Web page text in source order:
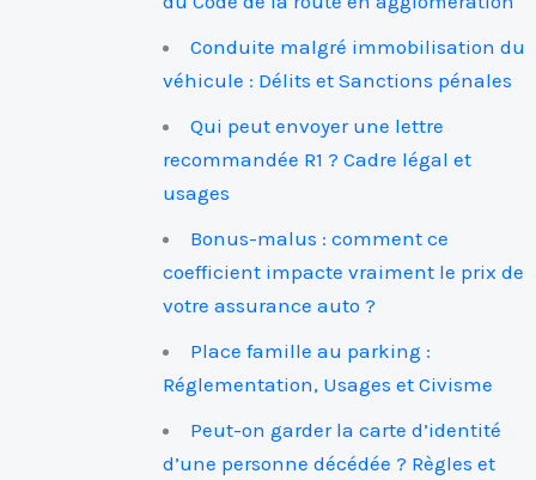
Conduite malgré immobilisation du
véhicule : Délits et Sanctions pénales
Qui peut envoyer une lettre
recommandée R1 ? Cadre légal et
usages
Bonus-malus : comment ce
coefficient impacte vraiment le prix de
votre assurance auto ?
Place famille au parking :
Réglementation, Usages et Civisme
Peut-on garder la carte d’identité
d’une personne décédée ? Règles et